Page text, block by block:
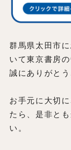
群馬県太田市
いて東京書房
誠にありがとう
お手元に大切
たら、是非と
い。